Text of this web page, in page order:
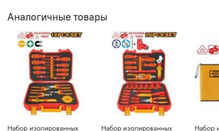
Аналогичные товары
Набор изолированных
Набор изолированных
Набор